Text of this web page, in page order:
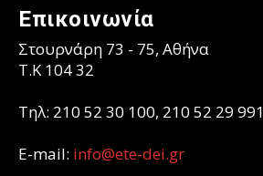
Επικοινωνία
Στουρνάρη 73 - 75, Αθήνα
T.K 104 32
Τηλ: 210 52 30 100, 210 52 29 991
E-mail: info@ete-dei.gr